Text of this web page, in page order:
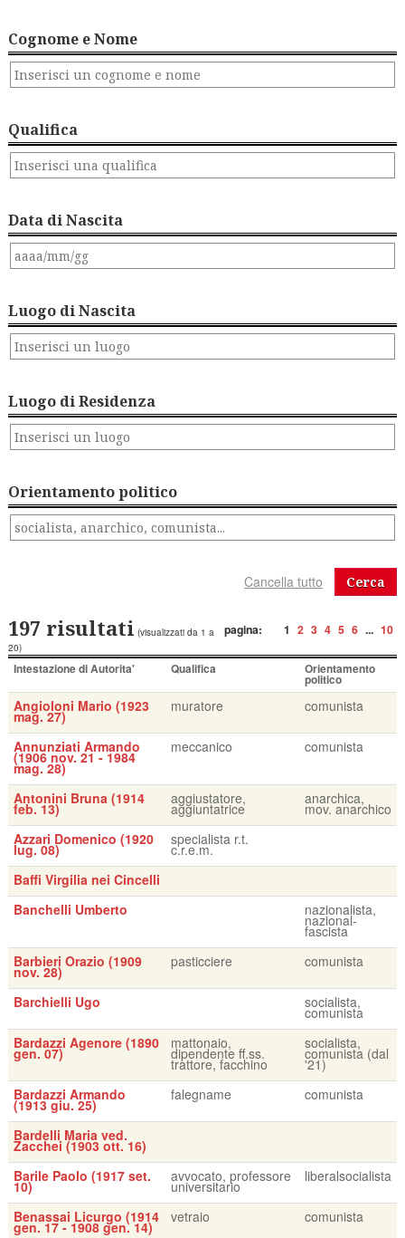
Cognome e Nome
Qualifica
Data di Nascita
Luogo di Nascita
Luogo di Residenza
Orientamento politico
Cerca
pagina: 1 2 3 4 5 6 ... 10
197 risultati (visualizzati da 1 a
20)
Intestazione di Autorita' Qualifica Orientamento
politico
Angioloni Mario (1923
mag. 27)
muratore comunista
Annunziati Armando
(1906 nov. 21 - 1984
mag. 28)
meccanico comunista
Antonini Bruna (1914
feb. 13)
aggiustatore,
aggiuntatrice
anarchica,
mov. anarchico
Azzari Domenico (1920
lug. 08)
specialista r.t.
c.r.e.m.
Baffi Virgilia nei Cincelli
Banchelli Umberto
nazionalista,
nazional-
fascista
Barbieri Orazio (1909
nov. 28)
pasticciere comunista
Barchielli Ugo socialista,
comunista
Bardazzi Agenore (1890
gen. 07)
mattonaio,
dipendente ff.ss.
trattore, facchino
socialista,
comunista (dal
'21)
Bardazzi Armando
(1913 giu. 25)
falegname comunista
Bardelli Maria ved.
Zacchei (1903 ott. 16)
Barile Paolo (1917 set.
10)
avvocato, professore
universitario
liberalsocialista
Benassai Licurgo (1914
gen. 17 - 1908 gen. 14)
vetraio comunista